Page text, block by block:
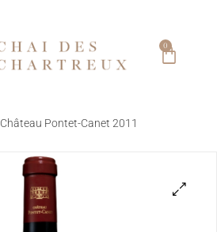
0
Château Pontet-Canet 2011